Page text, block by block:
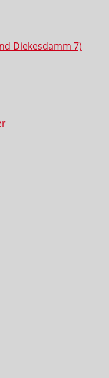
Diekesdamm 7)